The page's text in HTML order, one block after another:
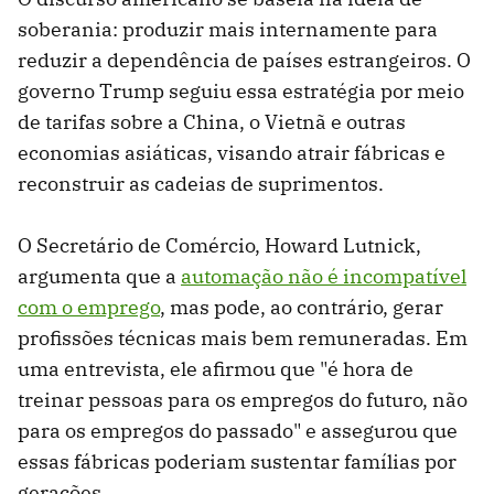
soberania: produzir mais internamente para
reduzir a dependência de países estrangeiros. O
governo Trump seguiu essa estratégia por meio
de tarifas sobre a China, o Vietnã e outras
economias asiáticas, visando atrair fábricas e
reconstruir as cadeias de suprimentos.
O Secretário de Comércio, Howard Lutnick,
argumenta que a automação não é incompatível
com o emprego, mas pode, ao contrário, gerar
profissões técnicas mais bem remuneradas. Em
uma entrevista, ele afirmou que "é hora de
treinar pessoas para os empregos do futuro, não
para os empregos do passado" e assegurou que
essas fábricas poderiam sustentar famílias por